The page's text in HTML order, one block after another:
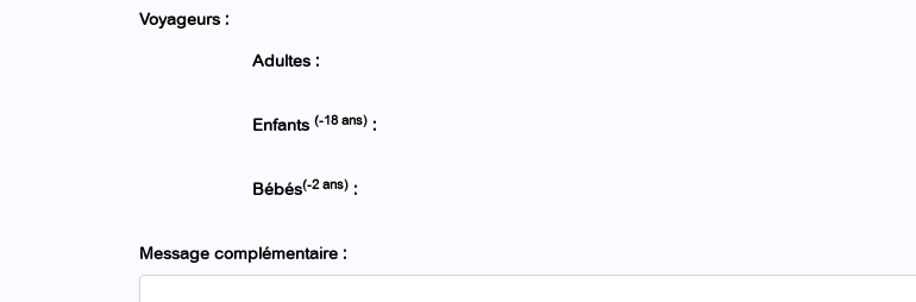
Voyageurs :
Adultes :
Enfants (-18 ans) :
Bébés(-2 ans) :
Message complémentaire :